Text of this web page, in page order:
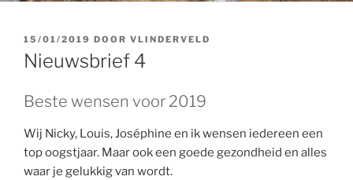
GEPLAATST
OP
15/01/2019 DOOR VLINDERVELD
Nieuwsbrief 4
Beste wensen voor 2019
Wij Nicky, Louis, Joséphine en ik wensen iedereen een
top oogstjaar. Maar ook een goede gezondheid en alles
waar je gelukkig van wordt.